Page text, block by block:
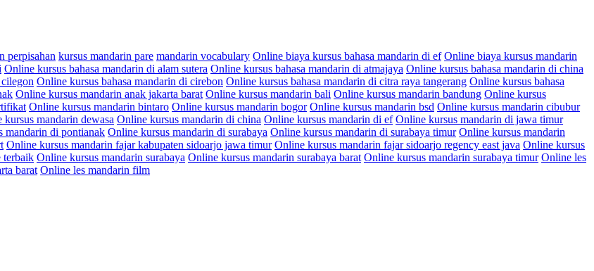
perpisahan kursus mandarin pare mandarin vocabulary Online biaya kursus bahasa mandarin di ef Online biaya kursus mandarin
Online kursus bahasa mandarin di alam sutera Online kursus bahasa mandarin di atmajaya Online kursus bahasa mandarin di china
Online kursus bahasa mandarin di cirebon Online kursus bahasa mandarin di citra raya tangerang Online kursus bahasa
Online kursus mandarin anak jakarta barat Online kursus mandarin bali Online kursus mandarin bandung Online kursus
Online kursus mandarin bintaro Online kursus mandarin bogor Online kursus mandarin bsd Online kursus mandarin cibubur
kursus mandarin dewasa Online kursus mandarin di china Online kursus mandarin di ef Online kursus mandarin di jawa timur
mandarin di pontianak Online kursus mandarin di surabaya Online kursus mandarin di surabaya timur Online kursus mandarin
Online kursus mandarin fajar kabupaten sidoarjo jawa timur Online kursus mandarin fajar sidoarjo regency east java Online kursus
terbaik Online kursus mandarin surabaya Online kursus mandarin surabaya barat Online kursus mandarin surabaya timur Online les
barat Online les mandarin film